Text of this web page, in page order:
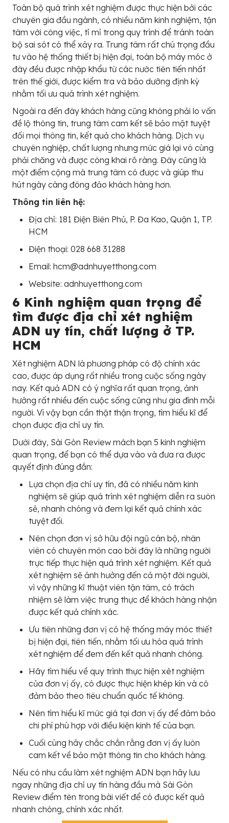
Toàn bộ quá trình xét nghiệm được thực hiện bởi các
chuyên gia đầu ngành, có nhiều năm kinh nghiệm, tận
tâm với công việc, tỉ mỉ trong quy trình để tránh toàn
bộ sai sót có thể xảy ra. Trung tâm rất chú trọng đầu
tư vào hệ thống thiết bị hiện đại, toàn bộ máy móc ở
đây đều được nhập khẩu từ các nước tiên tiến nhất
trên thế giới, được kiểm tra và bảo dưỡng định kỳ
nhằm tối ưu quá trình xét nghiệm.
Ngoài ra đến đây khách hàng cũng không phải lo vấn
đề lộ thông tin, trung tâm cam kết sẽ bảo mật tuyệt
đối mọi thông tin, kết quả cho khách hàng. Dịch vụ
chuyên nghiệp, chất lượng nhưng mức giá lại vô cùng
phải chăng và được công khai rõ ràng. Đây cũng là
một điểm cộng mà trung tâm có được và giúp thu
hút ngày càng đông đảo khách hàng hơn.
Thông tin liên hệ:
Địa chỉ: 181 Điện Biên Phủ, P. Đa Kao, Quận 1, TP.
HCM
Điện thoại: 028 668 31288
Email: hcm@adnhuyetthong.com
Website: adnhuyetthong.com
6 Kinh nghiệm quan trọng để
tìm được địa chỉ xét nghiệm
ADN uy tín, chất lượng ở TP.
HCM
Xét nghiệm ADN là phương pháp có độ chính xác
cao, được áp dụng rất nhiều trong cuộc sống ngày
nay. Kết quả ADN có ý nghĩa rất quan trọng, ảnh
hưởng rất nhiều đến cuộc sống cũng như gia đình mỗi
người. Vì vậy bạn cần thật thận trọng, tìm hiểu kĩ để
chọn được địa chỉ uy tín.
Dưới đây, Sài Gòn Review mách bạn 5 kinh nghiệm
quan trọng, để bạn có thể dựa vào và đưa ra được
quyết định đúng đắn:
Lựa chọn địa chỉ uy tín, đã có nhiều năm kinh
nghiệm sẽ giúp quá trình xét nghiệm diễn ra suôn
sẻ, nhanh chóng và đem lại kết quả chính xác
tuyệt đối.
Nên chọn đơn vị sở hữu đội ngũ cán bộ, nhân
viên có chuyên môn cao bởi đây là những người
trực tiếp thực hiện quá trình xét nghiệm. Kết quả
xét nghiệm sẽ ảnh hưởng đến cả một đời người,
vì vậy những kĩ thuật viên tận tâm, có trách
nhiệm sẽ làm việc trung thực để khách hàng nhận
được kết quả chính xác.
Ưu tiên những đơn vị có hệ thống máy móc thiết
bị hiện đại, tiên tiến, nhằm tối ưu hóa quá trình
xét nghiệm để đem đến kết quả nhanh chóng.
Hãy tìm hiểu về quy trình thực hiện xét nghiệm
của đơn vị ấy, có được thực hiện khép kín và có
đảm bảo theo tiêu chuẩn quốc tế không.
Nên tìm hiểu kĩ mức giá tại đơn vị ấy để đảm bảo
chi phí phù hợp với điều kiện kinh tế của bạn.
Cuối cùng hãy chắc chắn rằng đơn vị ấy luôn
cam kết về bảo mật thông tin cho khách hàng.
Nếu có nhu cầu làm xét nghiệm ADN bạn hãy lưu
ngay những địa chỉ uy tín hàng đầu mà Sài Gòn
Review điểm tên trong bài viết để có được kết quả
nhanh chóng, chính xác nhất.